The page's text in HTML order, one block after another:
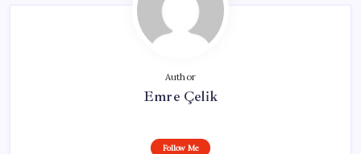
Author
Emre Çelik
Follow Me